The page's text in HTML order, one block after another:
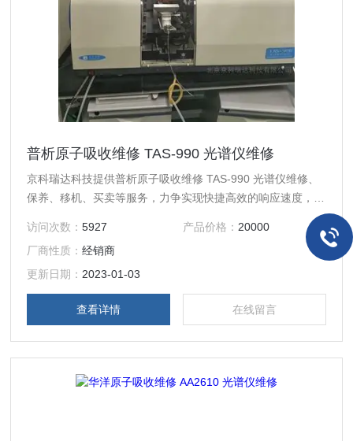
普析原子吸收维修 TAS-990 光谱仪维修
京科瑞达科技提供普析原子吸收维修 TAS-990 光谱仪维修、
保养、移机、买卖等服务，力争实现快捷高效的响应速度，解
访问次数：5927 产品价格： 20000
厂商性质：经销商
更新日期： 2023-01-03
查看详情 在线留言